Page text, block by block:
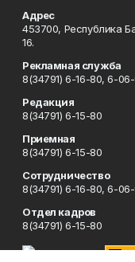
Адрес
453700, Республика
16.
Рекламная служба
8(34791) 6-16-80, 6-
Редакция
8(34791) 6-15-80
Приемная
8(34791) 6-15-80
Сотрудничество
8(34791) 6-16-80, 6-
Отдел кадров
8(34791) 6-15-80